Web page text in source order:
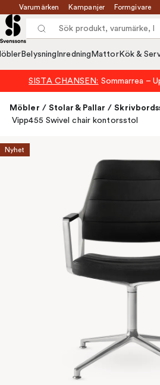
Varumärken Kampanjer Formgivare
Belysning Inredning MattorKök &
SISTA CHANSEN: Sommarrea –
Möbler / Stolar & Pallar /
Vipp455 Swivel chair kontorsstol
Nyhet